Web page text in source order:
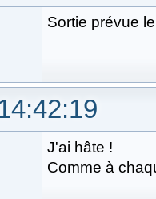
Sortie prévue
J'ai hâte !
Comme à